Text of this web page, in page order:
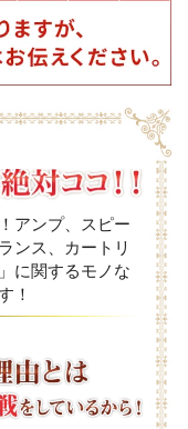
アンプ、スピー
ンス、カートリ
に関するモノな
！